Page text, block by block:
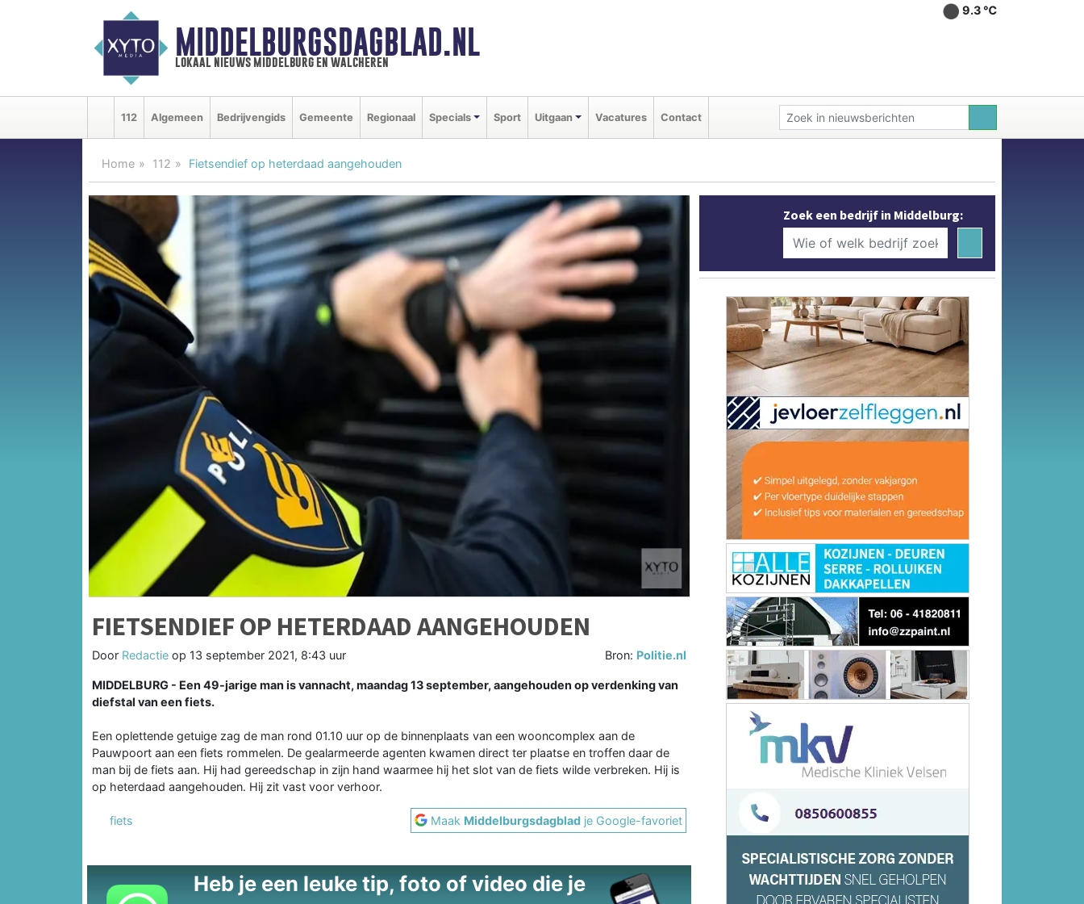
MIDDELBURGSDAGBLAD.NL
lokaal nieuws middelburg en walcheren
9.3 ℃
112 Algemeen Bedrijvengids Gemeente Regionaal Specials Sport Uitgaan Vacatures Contact
Home 112 Fietsendief op heterdaad aangehouden
FIETSENDIEF OP HETERDAAD AANGEHOUDEN
Door Redactie op 13 september 2021, 8:43 uur Bron: Politie.nl
MIDDELBURG - Een 49-jarige man is vannacht, maandag 13 september, aangehouden op verdenking van
diefstal van een fiets.
Een oplettende getuige zag de man rond 01.10 uur op de binnenplaats van een wooncomplex aan de
Pauwpoort aan een fiets rommelen. De gealarmeerde agenten kwamen direct ter plaatse en troffen daar de
man bij de fiets aan. Hij had gereedschap in zijn hand waarmee hij het slot van de fiets wilde verbreken. Hij is
op heterdaad aangehouden. Hij zit vast voor verhoor.
fiets Maak Middelburgsdagblad je Google-favoriet
Heb je een leuke tip, foto of video die je
Zoek een bedrijf in Middelburg: